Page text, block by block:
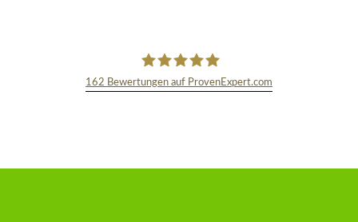
162 Bewertungen auf ProvenExpert.com